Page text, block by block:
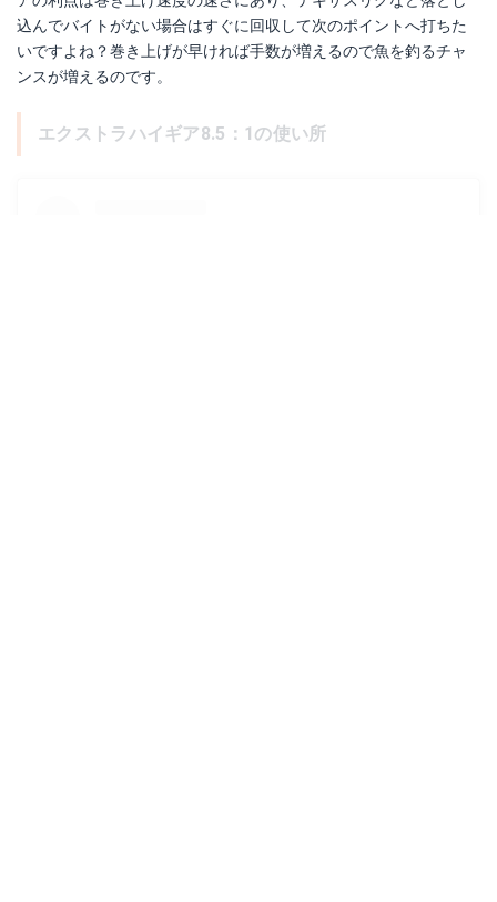
込んでバイトがない場合はすぐに回収して次のポイントへ打ちた
いですよね？巻き上げが早ければ手数が増えるので魚を釣るチャ
ンスが増えるのです。
エクストラハイギア8.5：1の使い所